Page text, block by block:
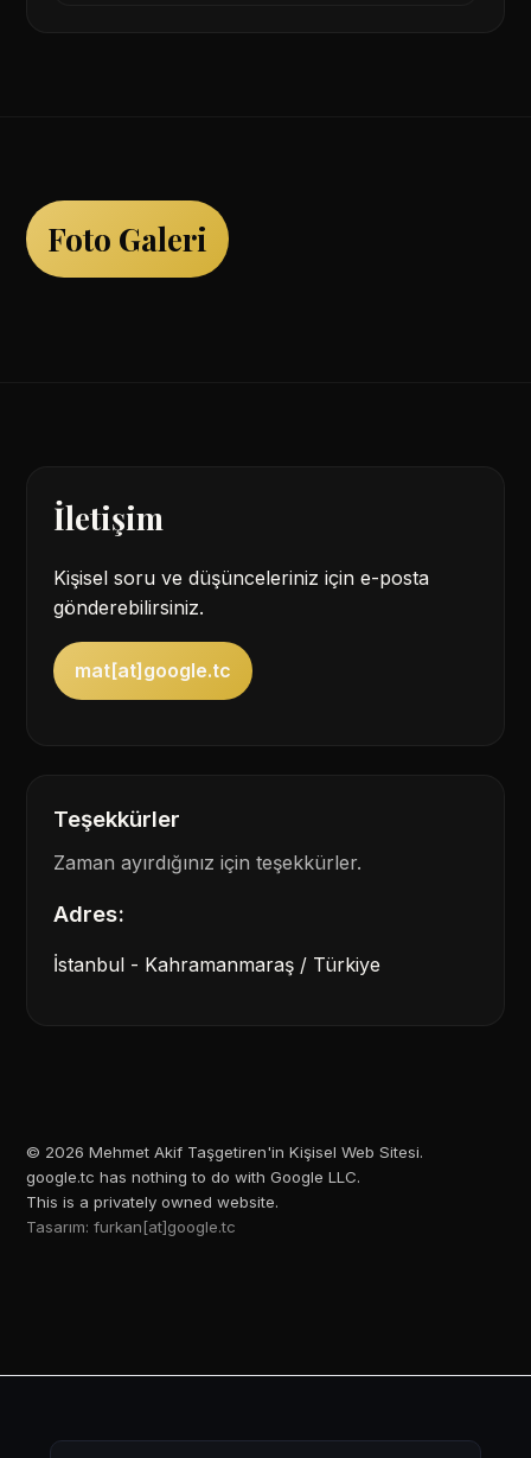
Foto Galeri
İletişim
Kişisel soru ve düşünceleriniz için e-posta
gönderebilirsiniz.
mat[at]google.tc
Teşekkürler
Zaman ayırdığınız için teşekkürler.
Adres:
İstanbul - Kahramanmaraş / Türkiye
© 2026 Mehmet Akif Taşgetiren'in Kişisel Web Sitesi.
google.tc has nothing to do with Google LLC.
This is a privately owned website.
Tasarım: furkan[at]google.tc